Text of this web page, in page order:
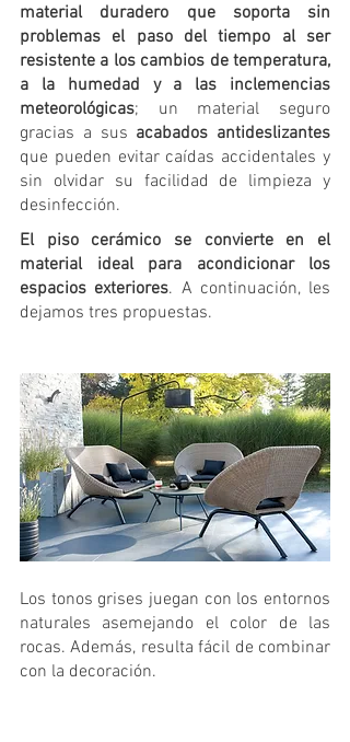
material duradero que soporta sin
problemas el paso del tiempo al ser
resistente a los cambios de temperatura,
a la humedad y a las inclemencias
meteorológicas; un material seguro
gracias a sus acabados antideslizantes
que pueden evitar caídas accidentales y
sin olvidar su facilidad de limpieza y
desinfección.
El piso cerámico se convierte en el
material ideal para acondicionar los
espacios exteriores. A continuación, les
dejamos tres propuestas.
Los tonos grises juegan con los entornos
naturales asemejando el color de las
rocas. Además, resulta fácil de combinar
con la decoración.